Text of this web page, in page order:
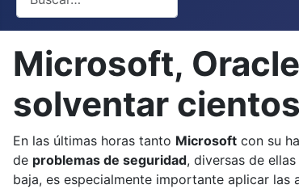
Microsoft,
solventar
En las últimas horas tanto Microsoft con su
de problemas de seguridad, diversas de
baja, es especialmente importante aplicar las